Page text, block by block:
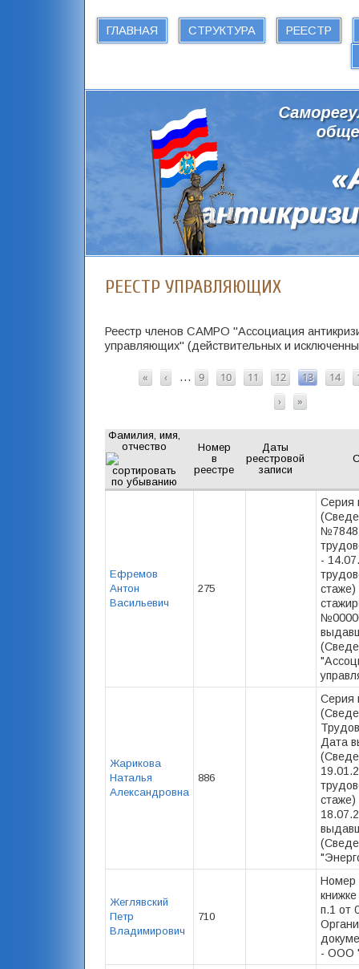
ГЛАВНАЯ СТРУКТУРА РЕЕСТР
РЕЕСТР УПРАВЛЯЮЩИХ
Реестр членов САМРО "Ассоциация
управляющих" (действительных и
« ‹ … 9 10 11 12 13 14
›
»
Фамилия, имя,
отчество
Номер
в
реестре
Даты
реестровой
записи
Ефремов
Антон
Васильевич
275
Серия
-
стаже)
Жарикова
Наталья
Александровна
886
Серия
Дата
стаже)
Жеглявский
Петр
Владимирович
710
Номер
п.1 от
- ООО